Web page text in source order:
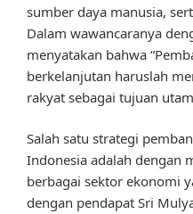
sumber daya manusia,
Dalam wawancaranya
menyatakan bahwa
berkelanjutan haruslah
rakyat sebagai tujuan
Salah satu strategi
Indonesia adalah dengan
berbagai sektor ekonomi
dengan pendapat Sri